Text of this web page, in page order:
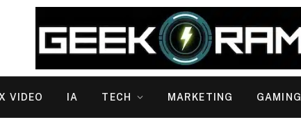
VIDEO IA TECH MARKETING GAMING